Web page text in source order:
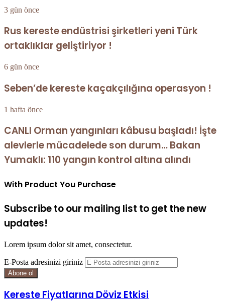
3 gün önce
Rus kereste endüstrisi şirketleri yeni Türk
ortaklıklar geliştiriyor !
6 gün önce
Seben’de kereste kaçakçılığına operasyon !
1 hafta önce
CANLI Orman yangınları kâbusu başladı! İşte
alevlerle mücadelede son durum… Bakan
Yumaklı: 110 yangın kontrol altına alındı
With Product You Purchase
Subscribe to our mailing list to get the new
updates!
Lorem ipsum dolor sit amet, consectetur.
E-Posta adresinizi giriniz
Kereste Fiyatlarına Döviz Etkisi